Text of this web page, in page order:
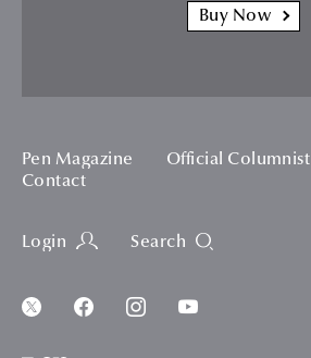
Buy Now
Pen Magazine Official Columnist
Contact
Login Search